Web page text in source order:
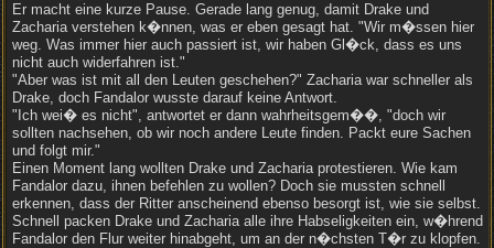
Er macht eine kurze Pause. Gerade lang genug, damit Drake und
Zacharia verstehen k�nnen, was er eben gesagt hat. "Wir m�ssen hier
weg. Was immer hier auch passiert ist, wir haben Gl�ck, dass es uns
nicht auch widerfahren ist."
"Aber was ist mit all den Leuten geschehen?" Zacharia war schneller als
Drake, doch Fandalor wusste darauf keine Antwort.
"Ich wei� es nicht", antwortet er dann wahrheitsgem��, "doch wir
sollten nachsehen, ob wir noch andere Leute finden. Packt eure Sachen
und folgt mir."
Einen Moment lang wollten Drake und Zacharia protestieren. Wie kam
Fandalor dazu, ihnen befehlen zu wollen? Doch sie mussten schnell
erkennen, dass der Ritter anscheinend ebenso besorgt ist, wie sie selbst.
Schnell packen Drake und Zacharia alle ihre Habseligkeiten ein, w�hrend
Fandalor den Flur weiter hinabgeht, um an der n�chsten T�r zu klopfen.